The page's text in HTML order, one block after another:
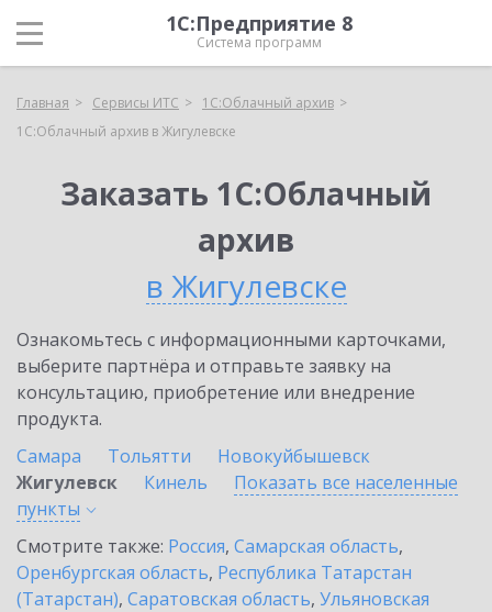
1С:Предприятие 8
Система программ
Главная Сервисы ИТС
1С:Облачный архив
1С:Облачный архив в Жигулевске
Заказать 1С:Облачный
архив
в Жигулевске
Ознакомьтесь с информационными карточками,
выберите партнёра и отправьте заявку на
консультацию, приобретение или внедрение
продукта.
Самара
Тольятти
Новокуйбышевск
Жигулевск
Кинель
Показать все населенные
пункты
Смотрите также: Россия, Самарская область,
Оренбургская область, Республика Татарстан
(Татарстан), Саратовская область, Ульяновская